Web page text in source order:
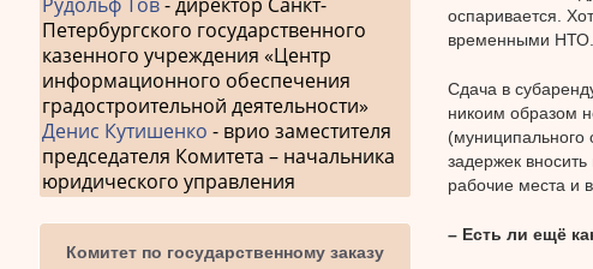
оспаривается.
временными НТО.
Сдача в
никоим образом
(муниципального
задержек
рабочие места и
– Есть ли ещё
Петербургского государственного
казенного учреждения «Центр
информационного обеспечения
градостроительной деятельности»
Денис Кутишенко - врио заместителя
председателя Комитета – начальника
юридического управления
Комитет по государственному заказу